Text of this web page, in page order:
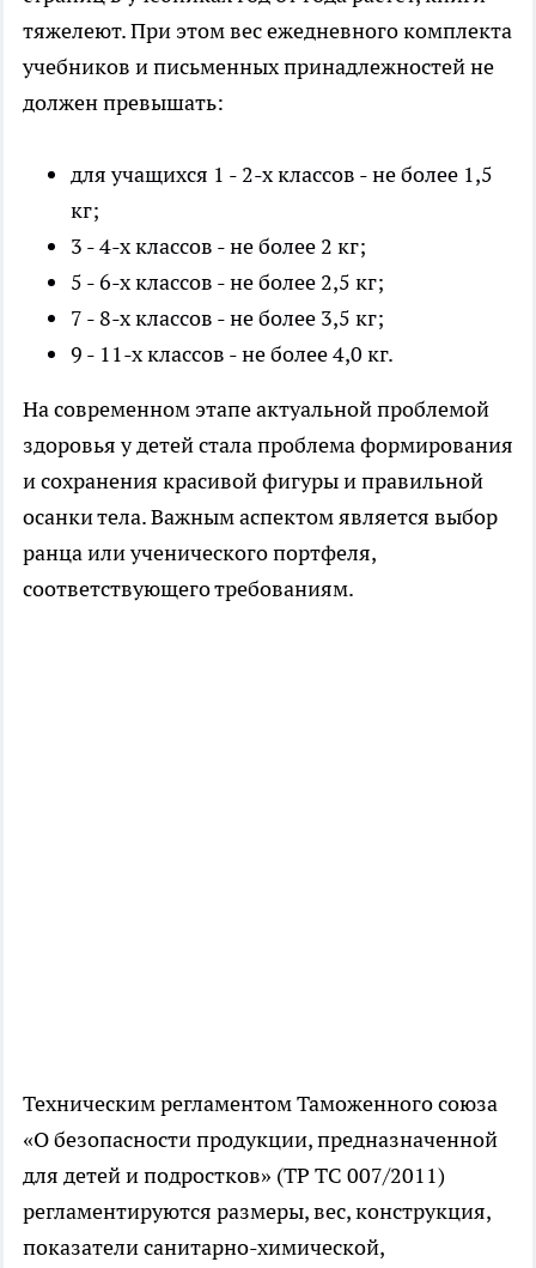
тяжелеют. При этом вес ежедневного комплекта
учебников и письменных принадлежностей не
должен превышать:
для учащихся 1 - 2-х классов - не более 1,5
кг;
3 - 4-х классов - не более 2 кг;
5 - 6-х классов - не более 2,5 кг;
7 - 8-х классов - не более 3,5 кг;
9 - 11-х классов - не более 4,0 кг.
На современном этапе актуальной проблемой
здоровья у детей стала проблема формирования
и сохранения красивой фигуры и правильной
осанки тела. Важным аспектом является выбор
ранца или ученического портфеля,
соответствующего требованиям.
Техническим регламентом Таможенного союза
«О безопасности продукции, предназначенной
для детей и подростков» (ТР ТС 007/2011)
регламентируются размеры, вес, конструкция,
показатели санитарно-химической,